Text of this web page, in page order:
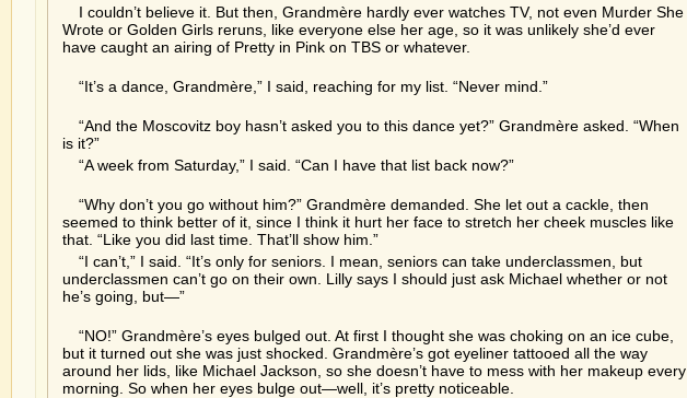
I couldn’t believe it. But then, Grandmère hardly ever watches TV, not even Murder She
Wrote or Golden Girls reruns, like everyone else her age, so it was unlikely she’d ever
have caught an airing of Pretty in Pink on TBS or whatever.
“It’s a dance, Grandmère,” I said, reaching for my list. “Never mind.”
“And the Moscovitz boy hasn’t asked you to this dance yet?” Grandmère asked. “When
is it?”
“A week from Saturday,” I said. “Can I have that list back now?”
“Why don’t you go without him?” Grandmère demanded. She let out a cackle, then
seemed to think better of it, since I think it hurt her face to stretch her cheek muscles like
that. “Like you did last time. That’ll show him.”
“I can’t,” I said. “It’s only for seniors. I mean, seniors can take underclassmen, but
underclassmen can’t go on their own. Lilly says I should just ask Michael whether or not
he’s going, but—”
“NO!” Grandmère’s eyes bulged out. At first I thought she was choking on an ice cube,
but it turned out she was just shocked. Grandmère’s got eyeliner tattooed all the way
around her lids, like Michael Jackson, so she doesn’t have to mess with her makeup every
morning. So when her eyes bulge out—well, it’s pretty noticeable.